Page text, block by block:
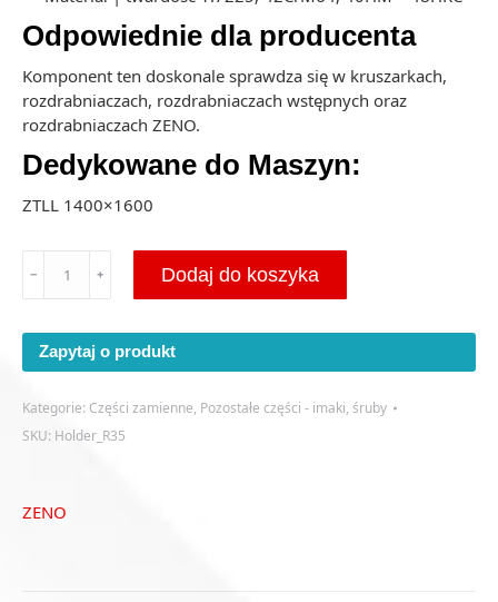
Odpowiednie dla producenta
Komponent ten doskonale sprawdza się w kruszarkach,
rozdrabniaczach, rozdrabniaczach wstępnych oraz
rozdrabniaczach ZENO.
Dedykowane do Maszyn:
ZTLL 1400×1600
Holder
Rozdrabniacza
ZENO
do
noża
﹣ ﹢ Dodaj do koszyka
Zapytaj o produkt
Kategorie: Części zamienne, Pozostałe części - imaki, śruby
SKU: Holder_R35
ZENO